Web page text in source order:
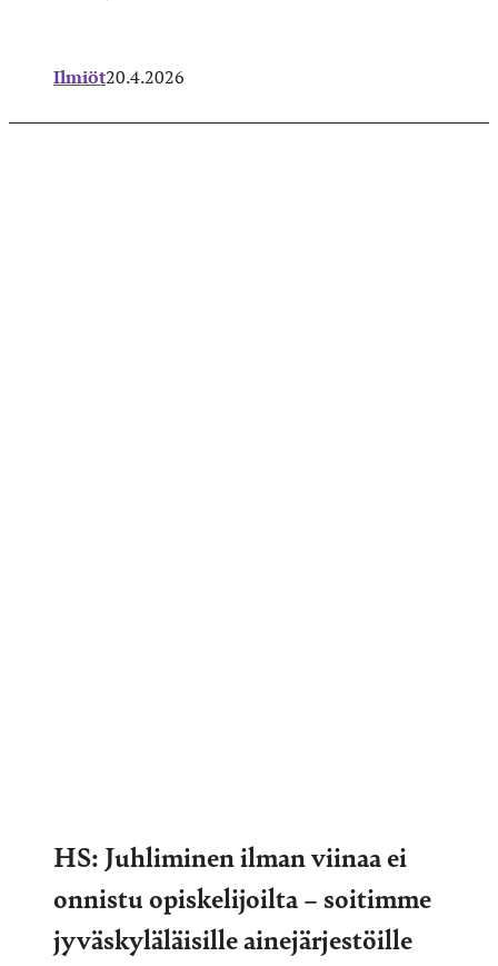
Ilmiöt20.4.2026
HS: Juhliminen ilman viinaa ei
onnistu opiskelijoilta – soitimme
jyväskyläläisille ainejärjestöille